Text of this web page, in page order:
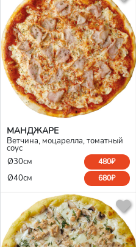
МАНДЖАРЕ
Ветчина, моцарелла, томатный
соус
Ø30см
480₽
Ø40см 680₽